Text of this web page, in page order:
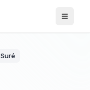
Ouvrir
Suré